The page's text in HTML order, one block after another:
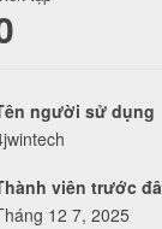
người sử dụng
viên trước
12 7, 2025